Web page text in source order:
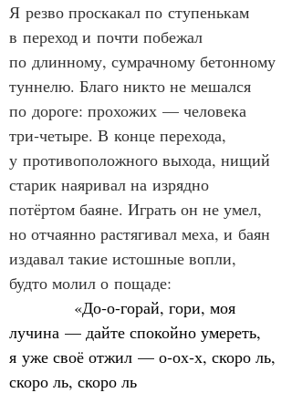
Я резво проскакал по ступенькам
в переход и почти побежал
по длинному, сумрачному бетонному
туннелю. Благо никто не мешался
по дороге: прохожих — человека
три‑четыре. В конце перехода,
у противоположного выхода, нищий
старик наяривал на изрядно
потёртом баяне. Играть он не умел,
но отчаянно растягивал меха, и баян
издавал такие истошные вопли,
будто молил о пощаде:
«До‑о-горай, гори, моя
лучина — дайте спокойно умереть,
я уже своё отжил — о‑ох‑х, скоро ль,
скоро ль, скоро ль